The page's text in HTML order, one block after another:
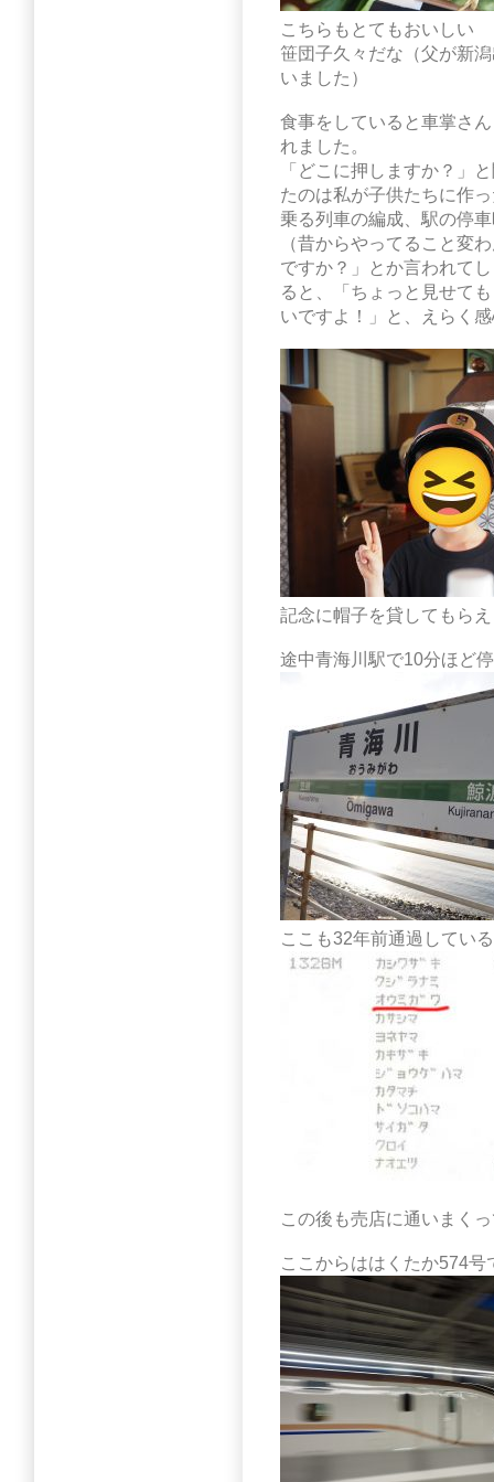
こちらもとてもおいしい
笹団子久々だな（父が新
いました）
食事をしていると車掌さ
れました。
「どこに押しますか？」
たのは私が子供たちに作
乗る列車の編成、駅の停
（昔からやってること変
ですか？」とか言われて
ると、「ちょっと見せて
いですよ！」と、えらく
記念に帽子を貸してもら
途中青海川駅で10分ほど
ここも32年前通過してい
この後も売店に通いまく
ここからははくたか574号